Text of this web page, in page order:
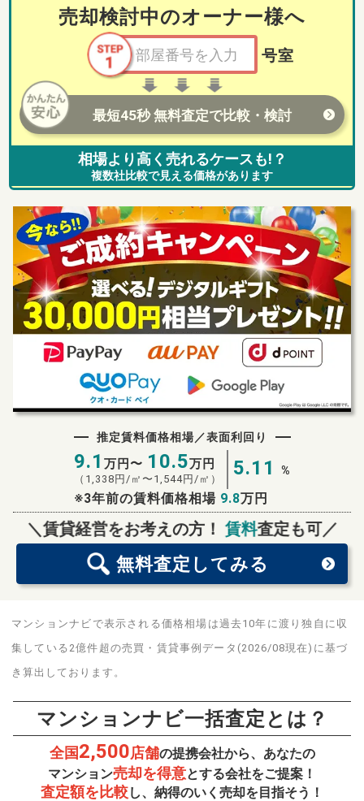
売却検討中のオーナー様へ
号室
最短45秒 無料査定で比較・検討
相場より高く売れるケースも!？
複数社比較で見える価格があります
推定賃料価格相場／表面利回り
9.1 万円〜 10.5万円
（ 1,338 円/㎡〜 1,544円/㎡） 5.11 %
※3年前の賃料価格相場 9.8万円
＼賃貸経営をお考えの方！ 賃料査定も可／
無料査定 してみる
無料査定スタート！
マンションナビで表示される価格相場は過去10年に渡り独自に収
集している2億件超の売買・賃貸事例データ(2026/08現在)に基づ
き算出しております。
マンションナビ一括査定とは？
全国2,500店舗の提携会社から、あなたの
マンション売却を得意とする会社をご提案！
査定額を比較し、納得のいく売却を目指そう！